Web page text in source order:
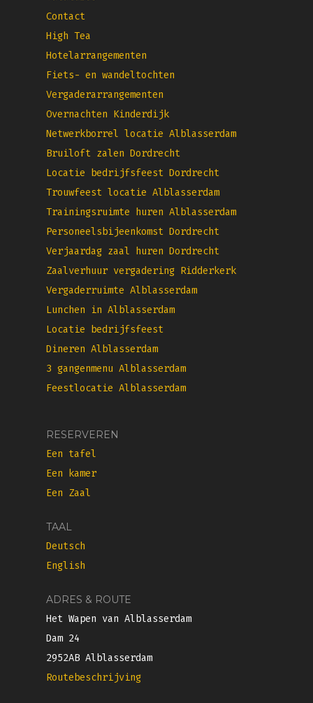
Contact
High Tea
Hotelarrangementen
Fiets- en wandeltochten
Vergaderarrangementen
Overnachten Kinderdijk
Netwerkborrel locatie Alblasserdam
Bruiloft zalen Dordrecht
Locatie bedrijfsfeest Dordrecht
Trouwfeest locatie Alblasserdam
Trainingsruimte huren Alblasserdam
Personeelsbijeenkomst Dordrecht
Verjaardag zaal huren Dordrecht
Zaalverhuur vergadering Ridderkerk
Vergaderruimte Alblasserdam
Lunchen in Alblasserdam
Locatie bedrijfsfeest
Dineren Alblasserdam
3 gangenmenu Alblasserdam
Feestlocatie Alblasserdam
RESERVEREN
Een tafel
Een kamer
Een Zaal
TAAL
Deutsch
English
ADRES & ROUTE
Het Wapen van Alblasserdam
Dam 24
2952AB Alblasserdam
Routebeschrijving